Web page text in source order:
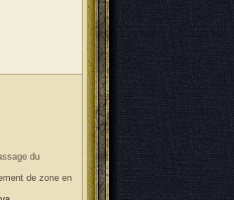
du
de zone en